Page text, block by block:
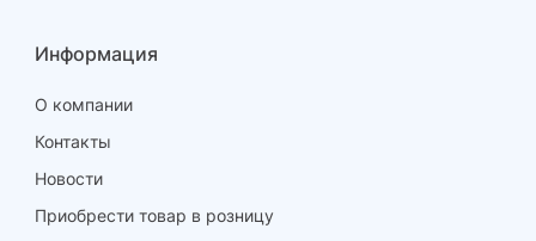
Информация
О компании
Контакты
Новости
Приобрести товар в розницу